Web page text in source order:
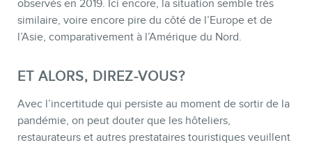
observés en 2019. Ici encore, la situation semble très
similaire, voire encore pire du côté de l’Europe et de
l’Asie, comparativement à l’Amérique du Nord.
ET ALORS, DIREZ-VOUS?
Avec l’incertitude qui persiste au moment de sortir de la
pandémie, on peut douter que les hôteliers,
restaurateurs et autres prestataires touristiques veuillent